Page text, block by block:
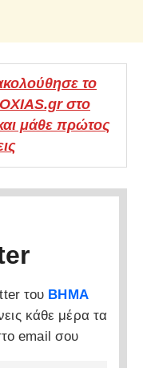
το
στο
μάθε πρώτος
του ΒΗΜΑ
κάθε μέρα τα
email σου